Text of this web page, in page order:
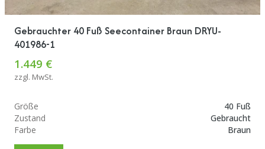
Gebrauchter 40 Fuß Seecontainer Braun DRYU-
401986-1
1.449 €
zzgl. MwSt.
Größe
40 Fuß
Zustand
Gebraucht
Farbe
Braun